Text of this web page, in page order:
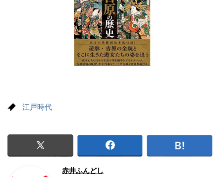
江戸時代
赤井ふんどし